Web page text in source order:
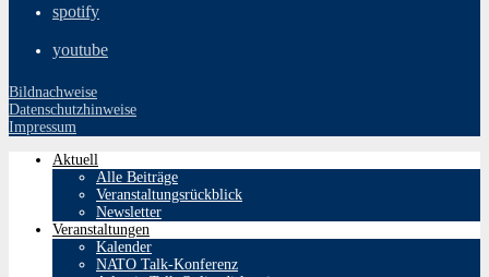
spotify
youtube
Bildnachweise
Datenschutzhinweise
Impressum
Aktuell
Alle Beiträge
Veranstaltungsrückblick
Newsletter
Veranstaltungen
Kalender
NATO Talk-Konferenz